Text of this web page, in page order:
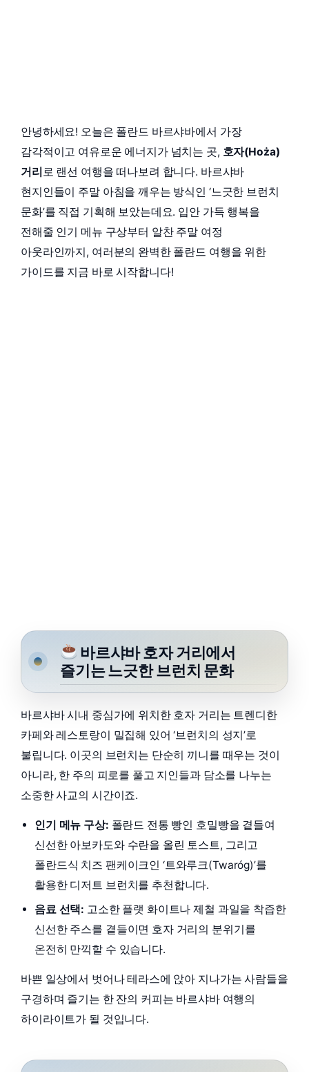
안녕하세요! 오늘은 폴란드 바르샤바에서 가장
감각적이고 여유로운 에너지가 넘치는 곳, 호자(Hoża)
거리 로 랜선 여행을 떠나보려 합니다. 바르샤바
현지인들이 주말 아침을 깨우는 방식인 ‘느긋한 브런치
문화’를 직접 기획해 보았는데요. 입안 가득 행복을
전해줄 인기 메뉴 구상부터 알찬 주말 여정
아웃라인까지, 여러분의 완벽한 폴란드 여행을 위한
가이드를 지금 바로 시작합니다!
바르샤바 호자 거리에서
즐기는 느긋한 브런치 문화
바르샤바 시내 중심가에 위치한 호자 거리는 트렌디한
카페와 레스토랑이 밀집해 있어 ‘브런치의 성지’로
불립니다. 이곳의 브런치는 단순히 끼니를 때우는 것이
아니라, 한 주의 피로를 풀고 지인들과 담소를 나누는
소중한 사교의 시간이죠.
인기 메뉴 구상: 폴란드 전통 빵인 호밀빵을 곁들여
신선한 아보카도와 수란을 올린 토스트, 그리고
폴란드식 치즈 팬케이크인 ‘트와루크(Twaróg)’를
활용한 디저트 브런치를 추천합니다.
음료 선택: 고소한 플랫 화이트나 제철 과일을 착즙한
신선한 주스를 곁들이면 호자 거리의 분위기를
온전히 만끽할 수 있습니다.
바쁜 일상에서 벗어나 테라스에 앉아 지나가는 사람들을
구경하며 즐기는 한 잔의 커피는 바르샤바 여행의
하이라이트가 될 것입니다.